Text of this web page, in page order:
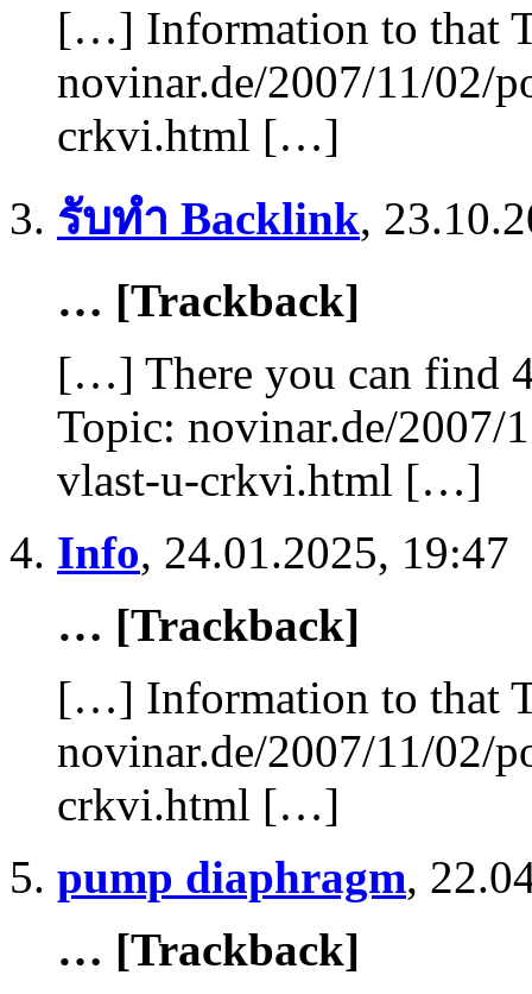
[…] Information to that
novinar.de/2007/11/02/
crkvi.html […]
รับทำ Backlink,
… [Trackback]
[…] There you can find
Topic: novinar.de/2007/
vlast-u-crkvi.html […]
Info, 24.01.2025, 19:47
… [Trackback]
[…] Information to that
novinar.de/2007/11/02/
crkvi.html […]
pump diaphragm,
… [Trackback]